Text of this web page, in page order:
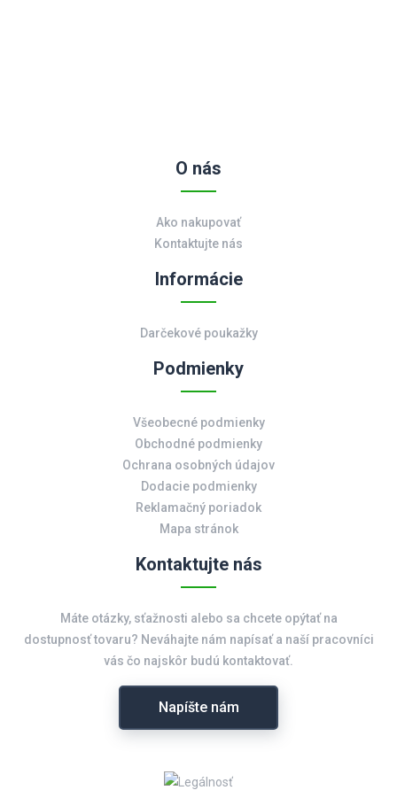
O nás
Ako nakupovať
Kontaktujte nás
Informácie
Darčekové poukažky
Podmienky
Všeobecné podmienky
Obchodné podmienky
Ochrana osobných údajov
Dodacie podmienky
Reklamačný poriadok
Mapa stránok
Kontaktujte nás
Máte otázky, sťažnosti alebo sa chcete opýtať na
dostupnosť tovaru? Neváhajte nám napísať a naší pracovníci
vás čo najskôr budú kontaktovať.
Napíšte nám